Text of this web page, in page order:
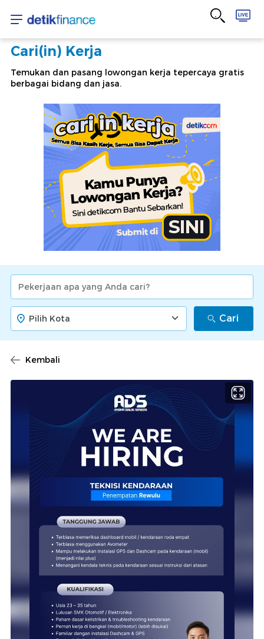
Lowongan
Transportasi
Cari(in) Kerja
Temukan dan pasang lowongan kerja tepercaya gratis
berbagai bidang dan jasa.
Pilih Kota Cari
Kembali